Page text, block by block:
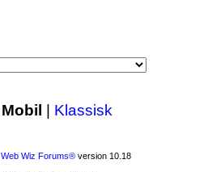
Mobil | Klassisk
Web Wiz Forums®version 10.18